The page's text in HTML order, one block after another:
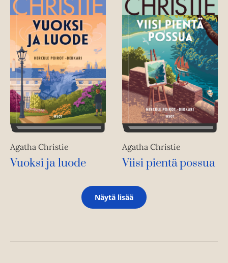
Agatha Christie
Vuoksi ja luode
Agatha Christie
Viisi pientä possua
Näytä lisää